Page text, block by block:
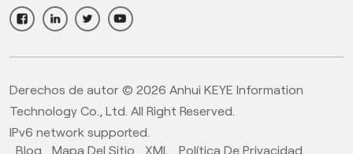
Derechos de autor © 2026 Anhui KEYE Information
Technology Co., Ltd. All Right Reserved.
IPv6 network supported.
Blog
Mapa Del Sitio XML Política De Privacidad